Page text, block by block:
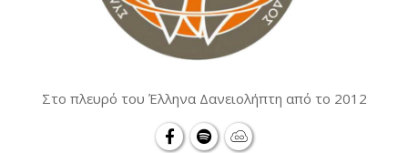
Στο πλευρό του Έλληνα Δανειολήπτη από το 2012